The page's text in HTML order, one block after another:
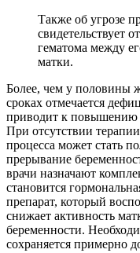
Также об угрозе
свидетельствует
гематома между
матки.
Более, чем у половины
сроках отмечается
приводит к повышению
При отсутствии
процесса может стать
прерывание
врачи назначают
становится
препарат, который
снижает активность
беременности.
сохраняется примерно